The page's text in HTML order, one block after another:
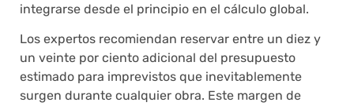
integrarse desde el principio en el cálculo global.
Los expertos recomiendan reservar entre un diez y
un veinte por ciento adicional del presupuesto
estimado para imprevistos que inevitablemente
surgen durante cualquier obra. Este margen de